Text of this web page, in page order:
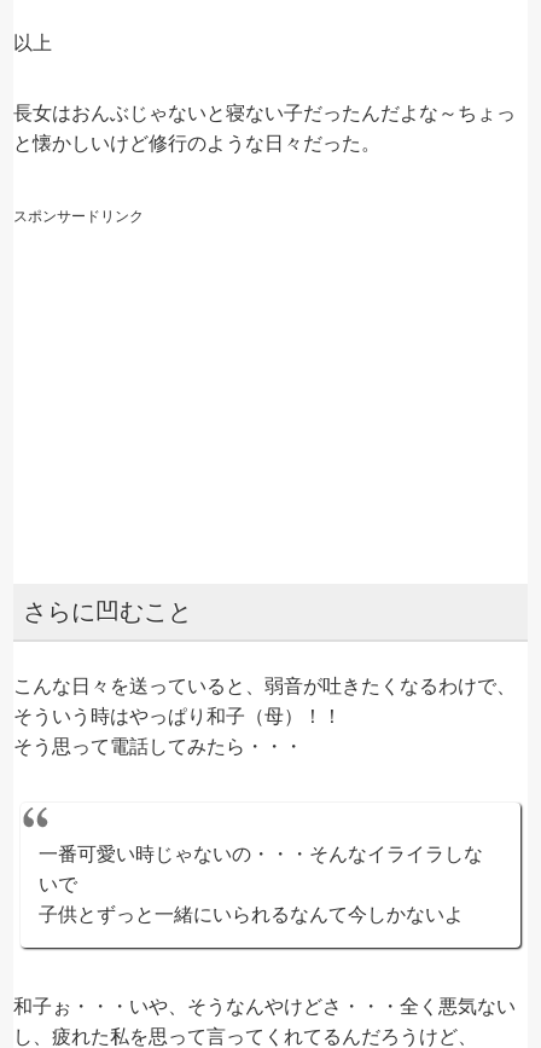
以上
長女はおんぶじゃないと寝ない子だったんだよな～ちょっ
と懐かしいけど修行のような日々だった。
スポンサードリンク
さらに凹むこと
こんな日々を送っていると、弱音が吐きたくなるわけで、
そういう時はやっぱり和子（母）！！
そう思って電話してみたら・・・
一番可愛い時じゃないの・・・そんなイライラしな
いで
子供とずっと一緒にいられるなんて今しかないよ
和子ぉ・・・いや、そうなんやけどさ・・・全く悪気ない
し、疲れた私を思って言ってくれてるんだろうけど、